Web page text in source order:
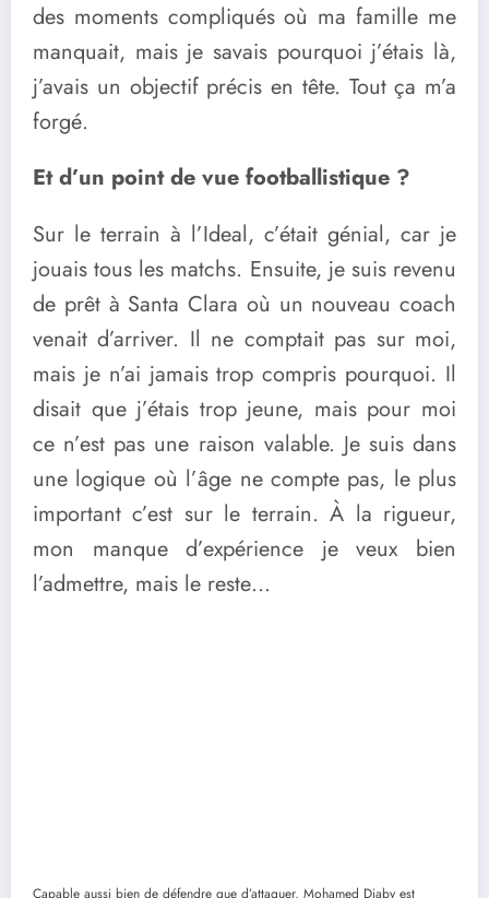
des moments compliqués où ma famille me
manquait, mais je savais pourquoi j’étais là,
j’avais un objectif précis en tête. Tout ça m’a
forgé.
Et d’un point de vue footballistique ?
Sur le terrain à l’Ideal, c’était génial, car je
jouais tous les matchs. Ensuite, je suis revenu
de prêt à Santa Clara où un nouveau coach
venait d’arriver. Il ne comptait pas sur moi,
mais je n’ai jamais trop compris pourquoi. Il
disait que j’étais trop jeune, mais pour moi
ce n’est pas une raison valable. Je suis dans
une logique où l’âge ne compte pas, le plus
important c’est sur le terrain. À la rigueur,
mon manque d’expérience je veux bien
l’admettre, mais le reste…
Capable aussi bien de défendre que d’attaquer, Mohamed Diaby est